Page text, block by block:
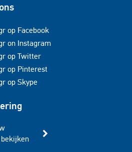
op Facebook
on Instagram
op Twitter
op Pinterest
op Skype